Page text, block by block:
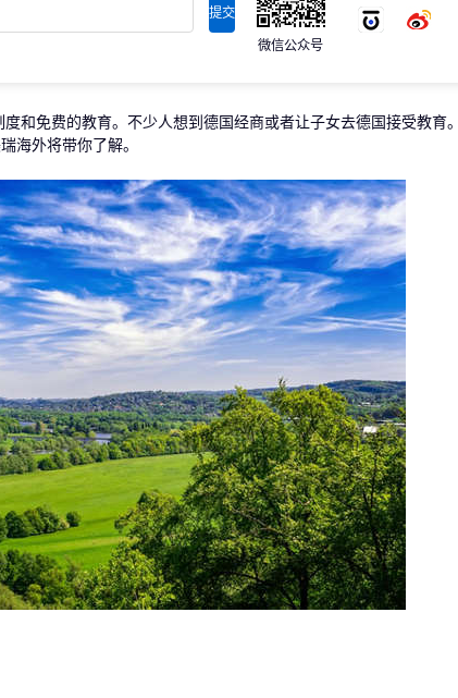
斐济存款退休移民
澳洲186、187雇主担保移民
提交
微信公众号
免费的教育。不少人想到德国经商或者让子女去德国接受教育
海外将带你了解。